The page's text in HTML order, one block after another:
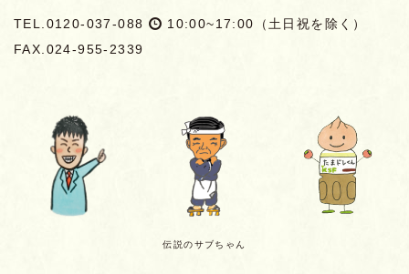
TEL.0120-037-088
10:00~17:00（土日祝を除く）
FAX.024-955-2339
伝説のサブちゃん